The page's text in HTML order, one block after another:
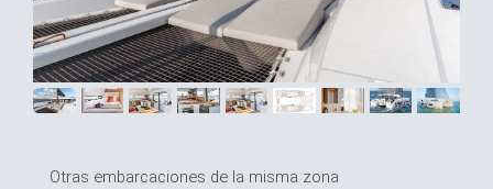
Otras embarcaciones de la misma zona